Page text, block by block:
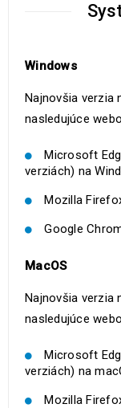
Windows
Najnovšia verzia
nasledujúce
Microsoft
verziách) na
Mozilla
Google
MacOS
Najnovšia verzia
nasledujúce
Microsoft
verziách) na
Mozilla